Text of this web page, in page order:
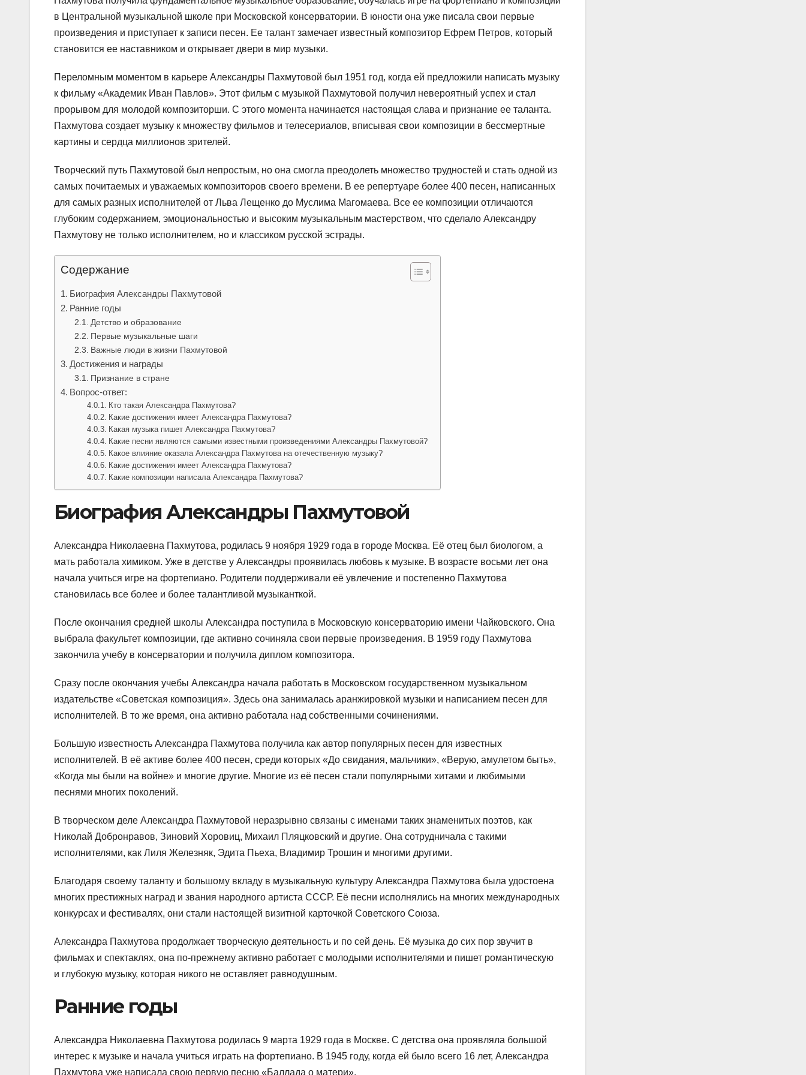
в Центральной музыкальной школе при Московской консерватории. В юности она уже писала свои первые
произведения и приступает к записи песен. Ее талант замечает известный композитор Ефрем Петров, который
становится ее наставником и открывает двери в мир музыки.
Переломным моментом в карьере Александры Пахмутовой был 1951 год, когда ей предложили написать музыку
к фильму «Академик Иван Павлов». Этот фильм с музыкой Пахмутовой получил невероятный успех и стал
прорывом для молодой композиторши. С этого момента начинается настоящая слава и признание ее таланта.
Пахмутова создает музыку к множеству фильмов и телесериалов, вписывая свои композиции в бессмертные
картины и сердца миллионов зрителей.
Творческий путь Пахмутовой был непростым, но она смогла преодолеть множество трудностей и стать одной из
самых почитаемых и уважаемых композиторов своего времени. В ее репертуаре более 400 песен, написанных
для самых разных исполнителей от Льва Лещенко до Муслима Магомаева. Все ее композиции отличаются
глубоким содержанием, эмоциональностью и высоким музыкальным мастерством, что сделало Александру
Пахмутову не только исполнителем, но и классиком русской эстрады.
Содержание
Биография Александры Пахмутовой
Ранние годы
Детство и образование
Первые музыкальные шаги
Важные люди в жизни Пахмутовой
Достижения и награды
Признание в стране
Вопрос-ответ:
Кто такая Александра Пахмутова?
Какие достижения имеет Александра Пахмутова?
Какая музыка пишет Александра Пахмутова?
Какие песни являются самыми известными произведениями Александры Пахмутовой?
Какое влияние оказала Александра Пахмутова на отечественную музыку?
Какие достижения имеет Александра Пахмутова?
Какие композиции написала Александра Пахмутова?
Биография Александры Пахмутовой
Александра Николаевна Пахмутова, родилась 9 ноября 1929 года в городе Москва. Её отец был биологом, а
мать работала химиком. Уже в детстве у Александры проявилась любовь к музыке. В возрасте восьми лет она
начала учиться игре на фортепиано. Родители поддерживали её увлечение и постепенно Пахмутова
становилась все более и более талантливой музыканткой.
После окончания средней школы Александра поступила в Московскую консерваторию имени Чайковского. Она
выбрала факультет композиции, где активно сочиняла свои первые произведения. В 1959 году Пахмутова
закончила учебу в консерватории и получила диплом композитора.
Сразу после окончания учебы Александра начала работать в Московском государственном музыкальном
издательстве «Советская композиция». Здесь она занималась аранжировкой музыки и написанием песен для
исполнителей. В то же время, она активно работала над собственными сочинениями.
Большую известность Александра Пахмутова получила как автор популярных песен для известных
исполнителей. В её активе более 400 песен, среди которых «До свидания, мальчики», «Верую, амулетом быть»,
«Когда мы были на войне» и многие другие. Многие из её песен стали популярными хитами и любимыми
песнями многих поколений.
В творческом деле Александра Пахмутовой неразрывно связаны с именами таких знаменитых поэтов, как
Николай Добронравов, Зиновий Хоровиц, Михаил Пляцковский и другие. Она сотрудничала с такими
исполнителями, как Лиля Железняк, Эдита Пьеха, Владимир Трошин и многими другими.
Благодаря своему таланту и большому вкладу в музыкальную культуру Александра Пахмутова была удостоена
многих престижных наград и звания народного артиста СССР. Её песни исполнялись на многих международных
конкурсах и фестивалях, они стали настоящей визитной карточкой Советского Союза.
Александра Пахмутова продолжает творческую деятельность и по сей день. Её музыка до сих пор звучит в
фильмах и спектаклях, она по-прежнему активно работает с молодыми исполнителями и пишет романтическую
и глубокую музыку, которая никого не оставляет равнодушным.
Ранние годы
Александра Николаевна Пахмутова родилась 9 марта 1929 года в Москве. С детства она проявляла большой
интерес к музыке и начала учиться играть на фортепиано. В 1945 году, когда ей было всего 16 лет, Александра
Пахмутова уже написала свою первую песню «Баллада о матери».